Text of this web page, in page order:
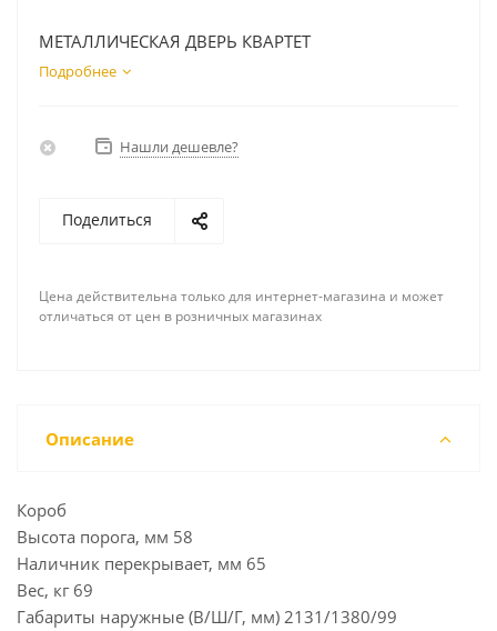
МЕТАЛЛИЧЕСКАЯ ДВЕРЬ КВАРТЕТ
Подробнее
Нашли дешевле?
Поделиться
Цена действительна только для интернет-магазина и может
отличаться от цен в розничных магазинах
Описание
Короб
Высота порога, мм 58
Наличник перекрывает, мм 65
Вес, кг 69
Габариты наружные (В/Ш/Г, мм) 2131/1380/99